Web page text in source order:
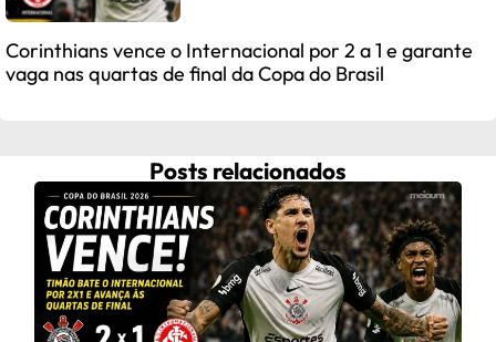
Corinthians vence o Internacional por 2 a 1 e garante
vaga nas quartas de final da Copa do Brasil
Posts relacionados